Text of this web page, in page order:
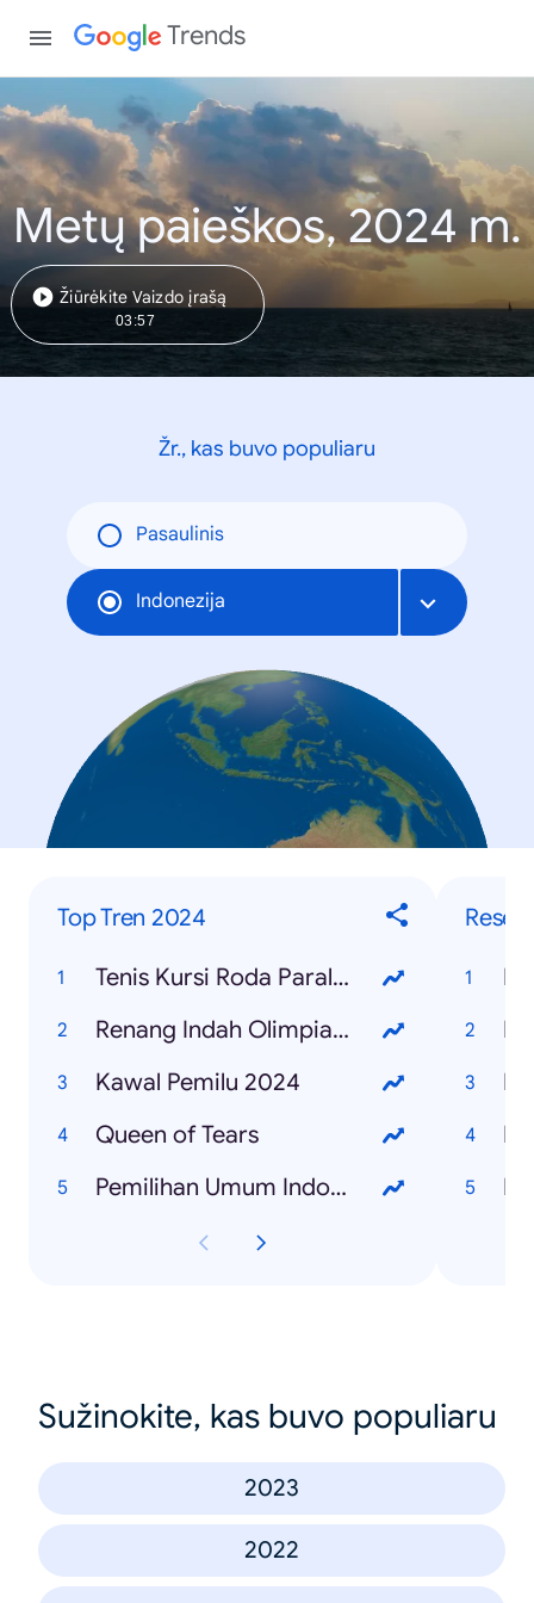
Trends
Metų paieškos, 2024 m.
Žiūrėkite Vaizdo įrašą
03:57
Žr., kas buvo populiaru
Pasaulinis
Indonezija
Top Tren 2024
Tenis Kursi Roda Paralimpiade
Renang Indah Olimpiade
Kawal Pemilu 2024
Queen of Tears
Pemilihan Umum Indonesia 2024
Resep
Sužinokite, kas buvo populiaru
2023
2022